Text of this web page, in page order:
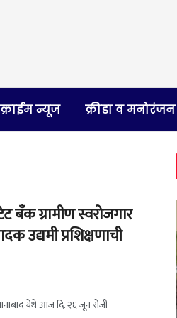
क्राईम न्यूज क्रीडा व मनोरंजन
बँक ग्रामीण स्वरोजगार
उद्यमी प्रशिक्षणाची
येथे आज दि. २६ जून रोजी